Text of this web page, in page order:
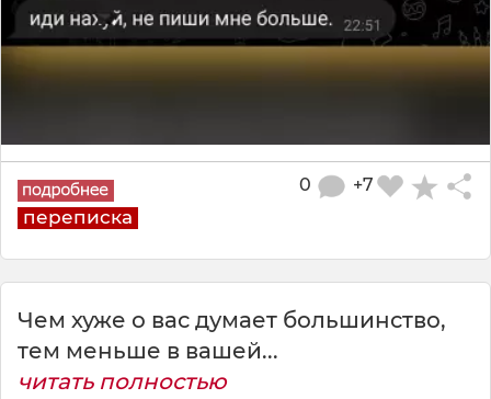
переписка
+7
0
Чем хуже о вас думает большинство,
тем меньше в вашей...
читать полностью